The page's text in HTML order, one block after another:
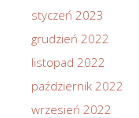
styczeń 2023
grudzień 2022
listopad 2022
październik 2022
wrzesień 2022